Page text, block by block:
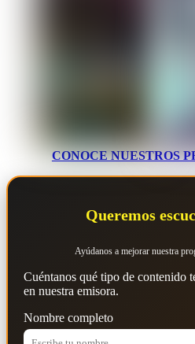
CONOCE NUESTROS
Queremos
Ayúdanos a mejorar nuestra
Cuéntanos qué tipo de contenido
en nuestra emisora.
Nombre completo